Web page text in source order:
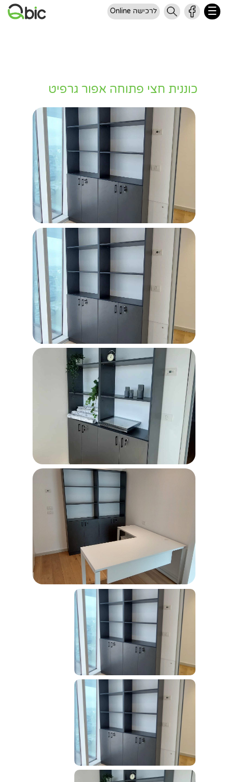
לרכישה Online
כוננית חצי פתוחה אפור גרפיט